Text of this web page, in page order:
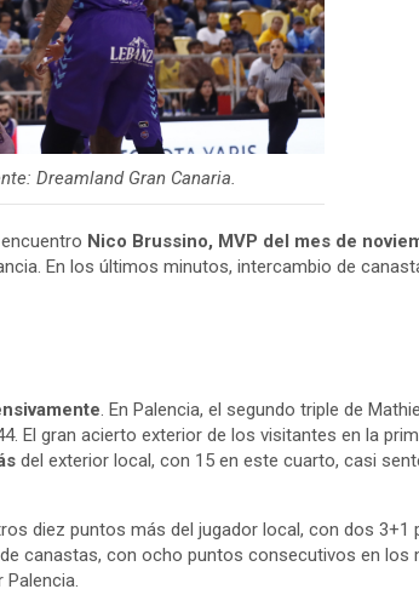
Gran Canaria.
Nico Brussino, MVP del mes de
En los últimos minutos, intercambio de
. En Palencia, el segundo triple de
El gran acierto exterior de los visitantes en la
del exterior local, con 15 en este cuarto, casi
diez puntos más del jugador local, con dos 3+1
canastas, con ocho puntos consecutivos en los